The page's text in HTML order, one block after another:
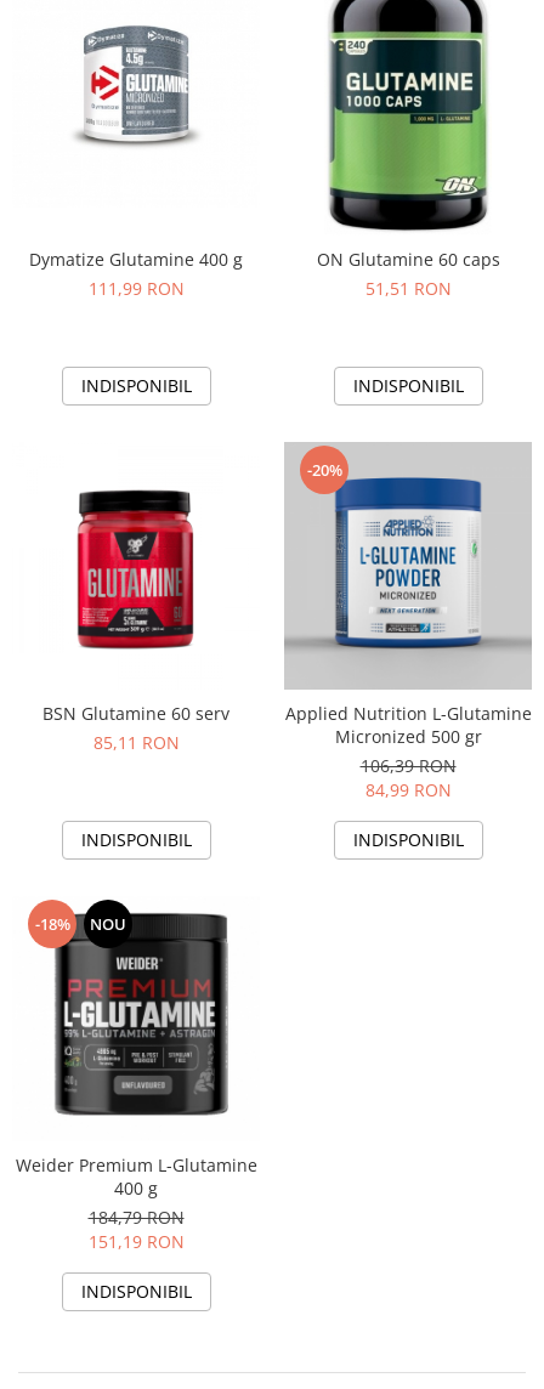
Dymatize Glutamine 400 g
111,99 RON
INDISPONIBIL
ON Glutamine 60 caps
51,51 RON
INDISPONIBIL
BSN Glutamine 60 serv
85,11 RON
INDISPONIBIL
-20%
Applied Nutrition L-Glutamine
Micronized 500 gr
106,39 RON
84,99 RON
INDISPONIBIL
-18% NOU
Weider Premium L-Glutamine
400 g
184,79 RON
151,19 RON
INDISPONIBIL